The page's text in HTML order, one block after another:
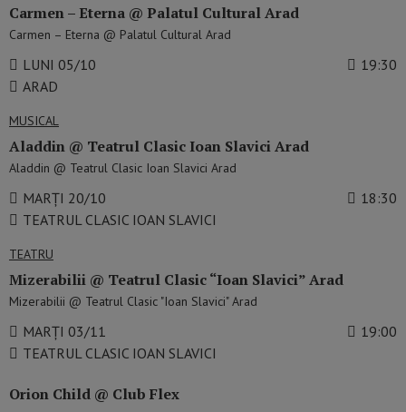
Carmen – Eterna @ Palatul Cultural Arad
Carmen – Eterna @ Palatul Cultural Arad
LUNI 05/10
19:30
ARAD
MUSICAL
Aladdin @ Teatrul Clasic Ioan Slavici Arad
Aladdin @ Teatrul Clasic Ioan Slavici Arad
MARȚI 20/10
18:30
TEATRUL CLASIC IOAN SLAVICI
TEATRU
Mizerabilii @ Teatrul Clasic “Ioan Slavici” Arad
Mizerabilii @ Teatrul Clasic "Ioan Slavici" Arad
MARȚI 03/11
19:00
TEATRUL CLASIC IOAN SLAVICI
Orion Child @ Club Flex